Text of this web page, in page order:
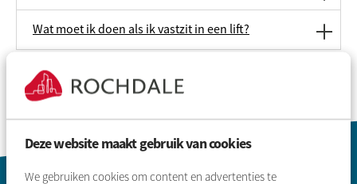
Deze website maakt gebruik van cookies
We gebruiken cookies om content en advertenties te
Wat moet ik doen als ik vastzit in een lift?